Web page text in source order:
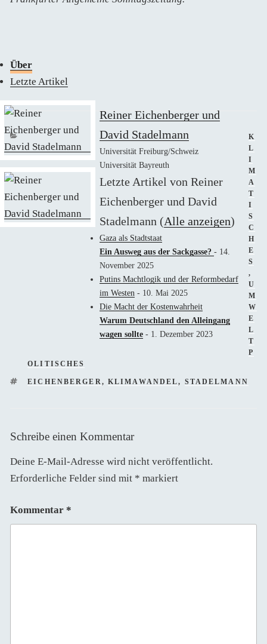
Über
Letzte Artikel
Reiner Eichenberger und
David Stadelmann
Universität Freiburg/Schweiz
Universität Bayreuth
Letzte Artikel von Reiner
Eichenberger und David
Stadelmann (Alle anzeigen)
Gaza als Stadtstaat
Ein Ausweg aus der Sackgasse? - 14.
November 2025
Putins Machtlogik und der Reformbedarf
im Westen- 10. Mai 2025
Die Macht der Kostenwahrheit
Warum Deutschland den Alleingang
wagen sollte- 1. Dezember 2023
K
L
I
M
A
T
I
S
C
H
E
S
,
U
M
W
E
L
T
P
OLITISCHES
SCHLAGWÖRTER
EICHENBERGER, KLIMAWANDEL, STADELMANN
Schreibe einen Kommentar
Deine E-Mail-Adresse wird nicht veröffentlicht.
Erforderliche Felder sind mit * markiert
Kommentar *